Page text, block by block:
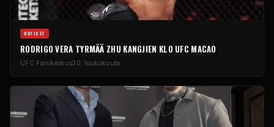
UUTISET
RODRIGO VERA TYRMÄÄ ZHU KANGJIEN KLO UFC MACAO
UFC Fanikeskus30. toukokuuta